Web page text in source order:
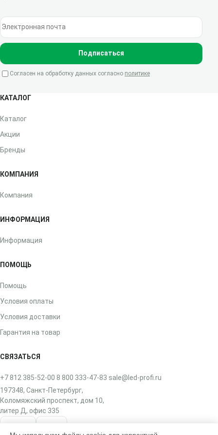
Электронная почта
Подписаться
Согласен на обработку данных согласно политике
КАТАЛОГ
Каталог
Акции
Бренды
КОМПАНИЯ
Компания
ИНФОРМАЦИЯ
Информация
ПОМОЩЬ
Помощь
Условия оплаты
Условия доставки
Гарантия на товар
СВЯЗАТЬСЯ
+7 812 385-52-00 8 800 333-47-83 sale@led-profi.ru
197348, Санкт-Петербург,
Коломяжский проспект, дом 10,
литер Д, офис 335